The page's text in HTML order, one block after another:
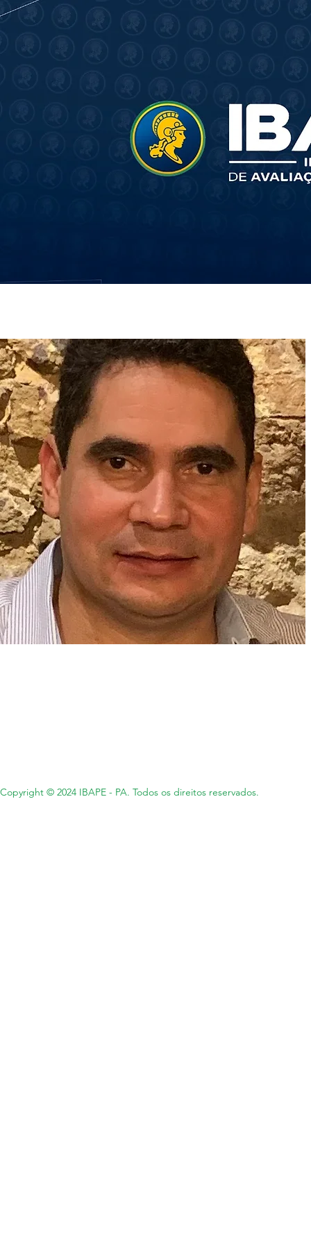
Copyright © 2024 IBAPE - PA. Todos os direitos reservados.